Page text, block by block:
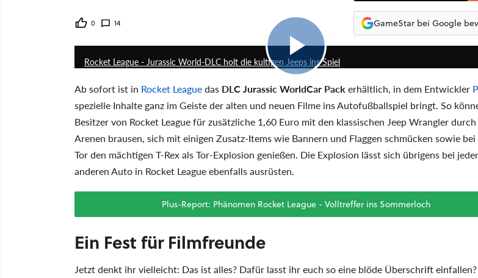
0 14 GameStar bei Google
Rocket League - Jurassic World-DLC holt die kultigen Jeeps ins Spiel
Ab sofort ist in Rocket Leaguedas DLC Jurassic WorldCar Packerhältlich, in dem Entwickler
spezielle Inhalte ganz im Geiste der alten und neuen Filme ins Autofußballspiel bringt. So
Besitzer von Rocket League für zusätzliche 1,60 Euro mit den klassischen Jeep Wrangler
Arenen brausen, sich mit einigen Zusatz-Items wie Bannern und Flaggen schmücken sowie bei
Tor den mächtigen T-Rex als Tor-Explosion genießen. Die Explosion lässt sich übrigens bei
anderen Auto in Rocket League ebenfalls ausrüsten.
Plus-Report: Phänomen Rocket League - Volltreffer ins Sommerloch
Ein Fest für Filmfreunde
Jetzt denkt ihr vielleicht: Das ist alles? Dafür lasst ihr euch so eine blöde Überschrift einfallen?